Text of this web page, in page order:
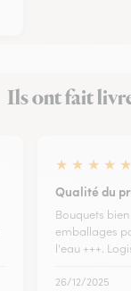
Ils ont fait
★ ★ ★ ★ ★
Qualité du
Bouquets
emballages
l'eau +++.
26/12/2025